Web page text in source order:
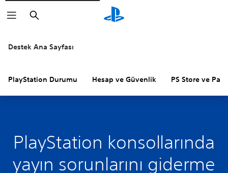
Arama
Destek Ana Sayfası
PlayStation Durumu Hesap ve Güvenlik PS Store ve
PlayStation konsollarında
yayın sorunlarını giderme